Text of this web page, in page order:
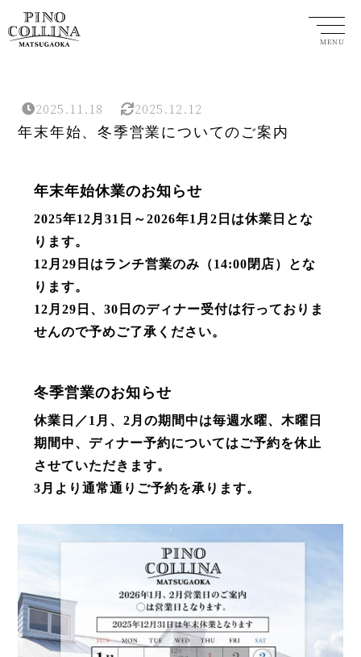
MENU
2025.11.18
2025.12.12
年末年始、冬季営業についてのご案内
年末年始休業のお知らせ
2025年12月31日～2026年1月2日は休業日とな
ります。
12月29日はランチ営業のみ（14:00閉店）とな
ります。
12月29日、30日のディナー受付は行っておりま
せんので予めご了承ください。
冬季営業のお知らせ
休業日／1月、2月の期間中は毎週水曜、木曜日
期間中、ディナー予約についてはご予約を休止
させていただきます。
3月より通常通りご予約を承ります。